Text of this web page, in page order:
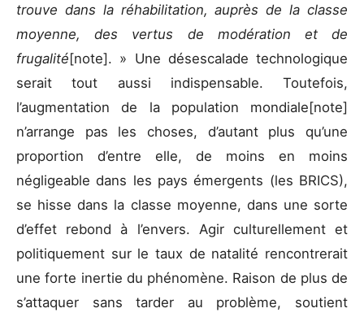
trouve dans la réhabilitation, auprès de la classe
moyenne, des vertus de modération et de
frugalité[note]. » Une désescalade technologique
serait tout aussi indispensable. Toutefois,
l’augmentation de la population mondiale[note]
n’arrange pas les choses, d’autant plus qu’une
proportion d’entre elle, de moins en moins
négligeable dans les pays émergents (les BRICS),
se hisse dans la classe moyenne, dans une sorte
d’effet rebond à l’envers. Agir culturellement et
politiquement sur le taux de natalité rencontrerait
une forte inertie du phénomène. Raison de plus de
s’attaquer sans tarder au problème, soutient